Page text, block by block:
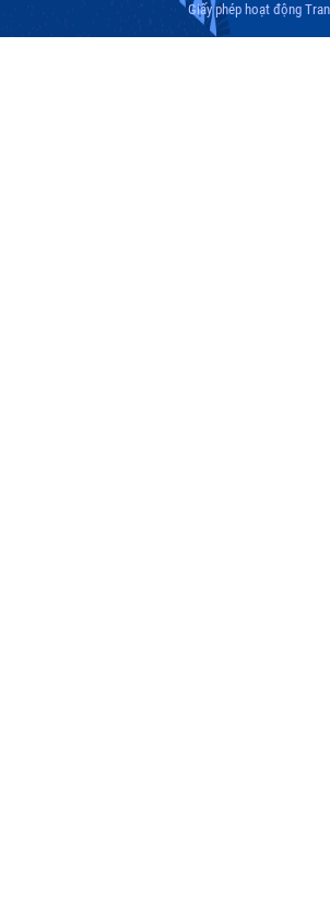
Giấy phép hoạt động